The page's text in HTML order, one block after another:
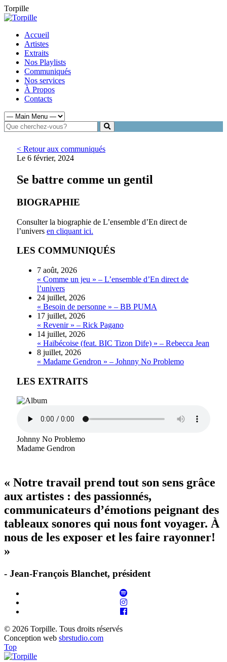
Torpille
Accueil
Artistes
Extraits
Nos Playlists
Communiqués
Nos services
À Propos
Contacts
< Retour aux communiqués
Le 6 février, 2024
Se battre comme un gentil
BIOGRAPHIE
Consulter la biographie de L’ensemble d’En direct de
l’univers en cliquant ici.
LES COMMUNIQUÉS
7 août, 2026
« Comme un jeu » – L’ensemble d’En direct de
l’univers
24 juillet, 2026
« Besoin de personne » – BB PUMA
17 juillet, 2026
« Revenir » – Rick Pagano
14 juillet, 2026
« Haïbécoise (feat. BIC Tizon Dife) » – Rebecca Jean
8 juillet, 2026
« Madame Gendron » – Johnny No Problemo
LES EXTRAITS
Johnny No Problemo
Madame Gendron
« Notre travail prend tout son sens grâce
aux artistes : des passionnés,
communicateurs d’émotions peignant des
tableaux sonores qui nous font voyager. À
nous de les exposer et les faire rayonner!
»
- Jean-François Blanchet, président
© 2026 Torpille. Tous droits réservés
Conception web sbrstudio.com
Top